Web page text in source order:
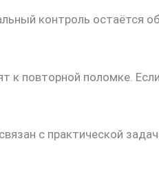
контроль остаётся
повторной поломке.
с практической